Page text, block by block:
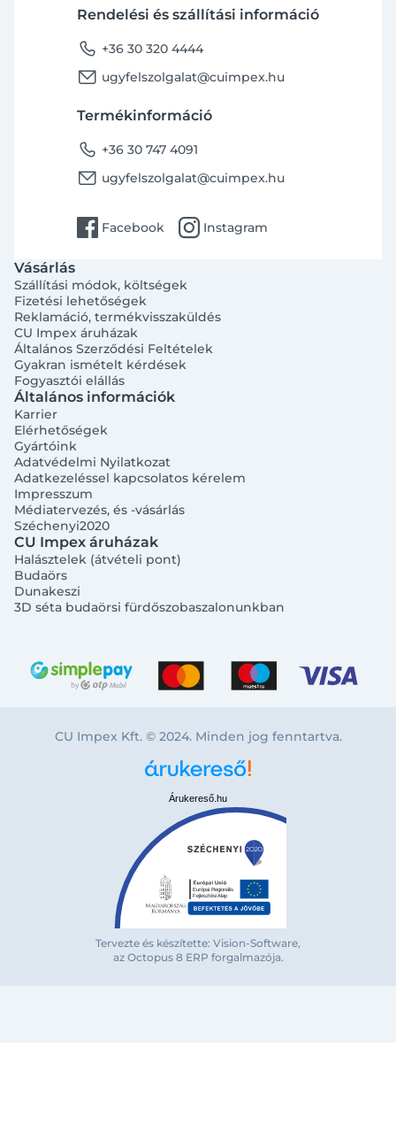
Bejelentkezés e-mail-címmel
Rendelési és szállítási információ
phone +36 30 320 4444
email ugyfelszolgalat@cuimpex.hu
Termékinformáció
phone +36 30 747 4091
email ugyfelszolgalat@cuimpex.hu
facebook Facebook instagram Instagram
Vásárlás
Szállítási módok, költségek
Fizetési lehetőségek
Reklamáció, termékvisszaküldés
CU Impex áruházak
Általános Szerződési Feltételek
Gyakran ismételt kérdések
Fogyasztói elállás
Általános információk
Karrier
Elérhetőségek
Gyártóink
Adatvédelmi Nyilatkozat
Adatkezeléssel kapcsolatos kérelem
Impresszum
Médiatervezés, és -vásárlás
Széchenyi2020
CU Impex áruházak
Halásztelek (átvételi pont)
Budaörs
Dunakeszi
3D séta budaörsi fürdőszobaszalonunkban
CU Impex Kft. © 2024. Minden jog fenntartva.
Árukereső.hu
Tervezte és készítette: Vision-Software,
az Octopus 8 ERP forgalmazója.